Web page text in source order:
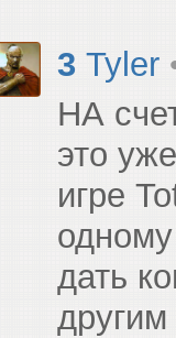
3 Tyler
НА
это
игре
дать